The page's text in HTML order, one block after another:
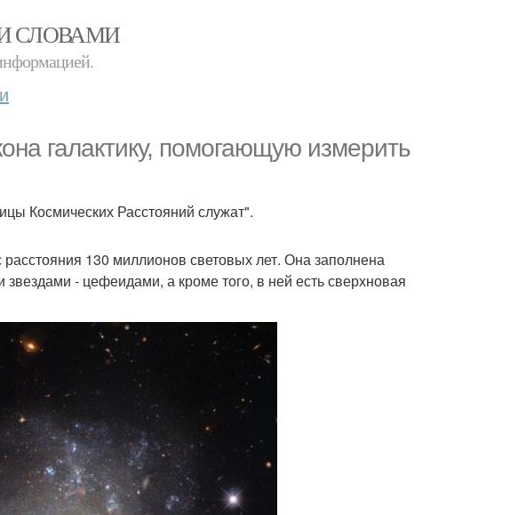
СЛОВАМИ
галактику, помогающую измерить
Космических Расстояний служат".
130 миллионов световых лет. Она заполнена
- цефеидами, а кроме того, в ней есть сверхновая